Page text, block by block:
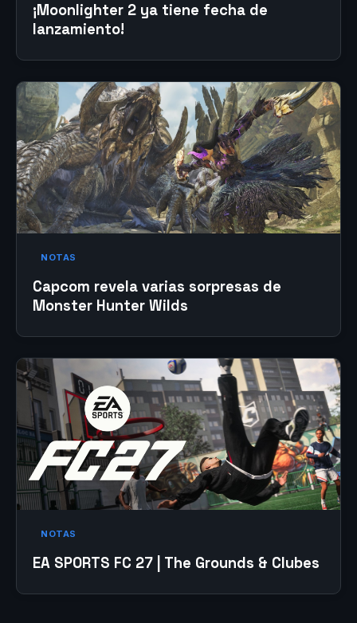
¡Moonlighter 2 ya tiene fecha de
lanzamiento!
NOTAS
Capcom revela varias sorpresas de
Monster Hunter Wilds
NOTAS
EA SPORTS FC 27 | The Grounds & Clubes